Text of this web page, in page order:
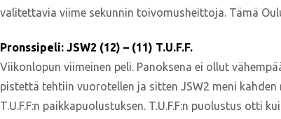
valitettavia viime sekunnin toivomusheittoja. Tämä
Pronssipeli: JSW2 (12) – (11) T.U.F.F.
Viikonlopun viimeinen peli. Panoksena ei ollut
pistettä tehtiin vuorotellen ja sitten JSW2 meni
T.U.F.F:n paikkapuolustuksen. T.U.F.F:n puolustus otti